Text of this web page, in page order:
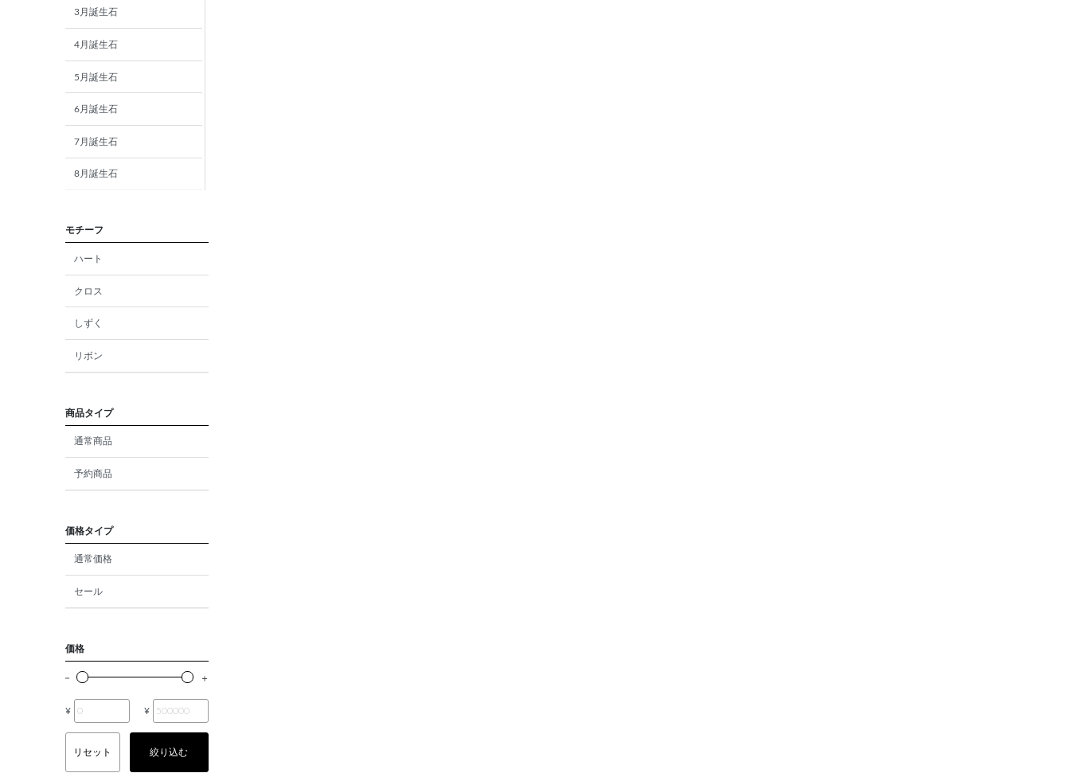
3月誕生石
4月誕生石
5月誕生石
6月誕生石
7月誕生石
8月誕生石
エメラルド
パール
ムーンストーン
トルマリン
オパール
モチーフ
ハート
クロス
しずく
リボン
商品タイプ
通常商品
予約商品
価格タイプ
通常価格
セール
価格
¥ ¥
リセット 絞り込む